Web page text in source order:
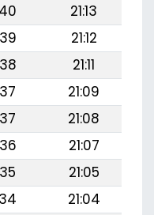
21:13
21:12
21:11
21:09
21:08
21:07
21:05
21:04